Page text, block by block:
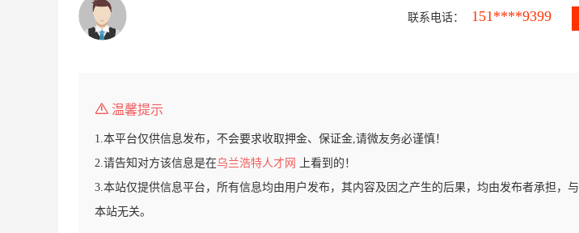
联系电话： 151****9399
温馨提示
1.本平台仅供信息发布，不会要求收取押金、保证金,请微友务必谨慎！
2.请告知对方该信息是在乌兰浩特人才网
上看到的！
3.本站仅提供信息平台，所有信息均由用户发布，其内容及因之产生的后果，均由发布者承担，与
本站无关。